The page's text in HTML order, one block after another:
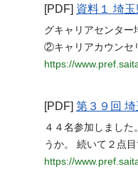
[PDF] 資料１ 埼
グキャリアセンタ
②キャリアカウンセ
https://
[PDF] 第３９回
４４名参加しまし
うか。 続いて２点
https://